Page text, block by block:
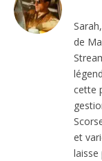
de
cette
et
laisse